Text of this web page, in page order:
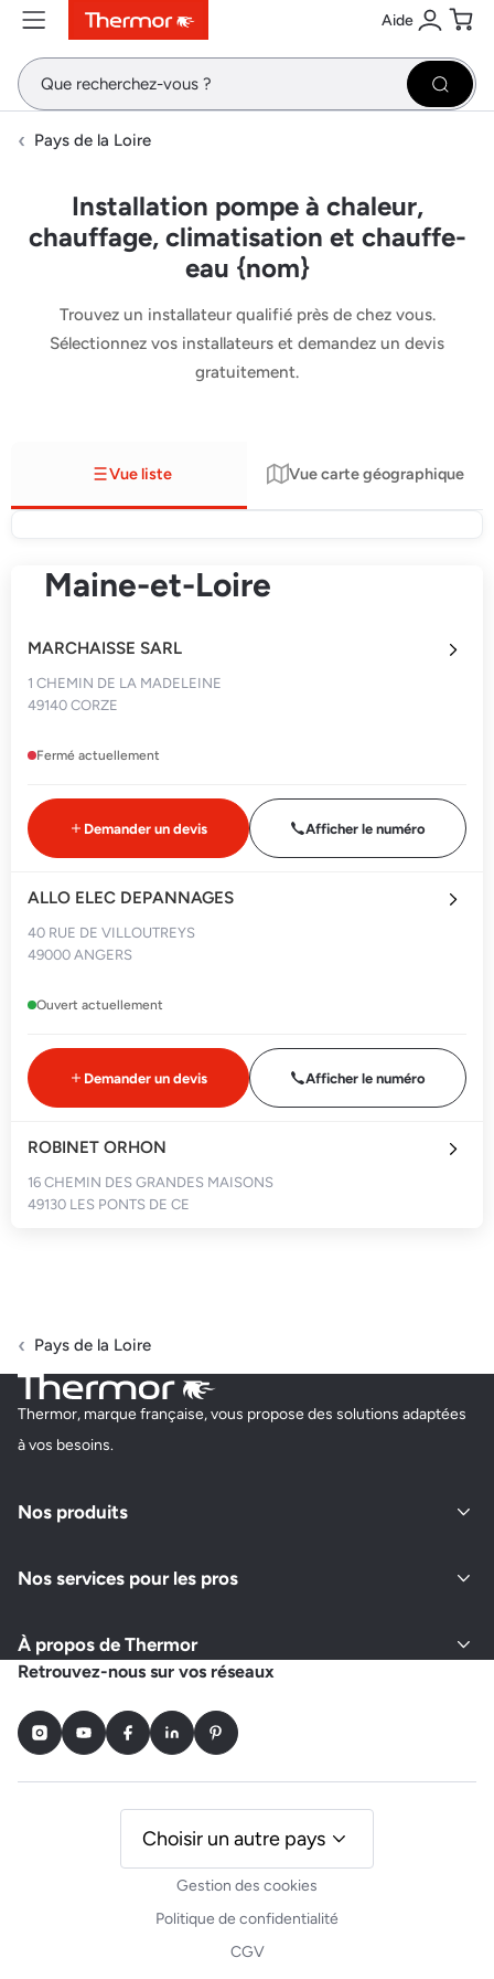
ContenuMenuRecherche Aide
Se
Pays de la Loire
Installation pompe à chaleur,
chauffage, climatisation et chauffe-
eau {nom}
Trouvez un installateur qualifié près de chez vous.
Sélectionnez vos installateurs et demandez un devis
gratuitement.
Vue liste Vue carte géographique
Maine-et-Loire
MARCHAISSE SARL
1 CHEMIN DE LA MADELEINE
49140 CORZE
Fermé actuellement
Demander un devis Afficher le numéro
ALLO ELEC DEPANNAGES
40 RUE DE VILLOUTREYS
49000 ANGERS
Ouvert actuellement
Demander un devis Afficher le numéro
ROBINET ORHON
16 CHEMIN DES GRANDES MAISONS
49130 LES PONTS DE CE
NOUVELLES ENERGIES CONFORT DE L'OUEST
49080 BOUCHEMAINE
Ouvert actuellement
Demander un devis
MERCIER GUILLAUME
RUE MARIE AMELIE LE FUR
Ouvert actuellement
INACTIF - ADEQ'WATT BROUSSEAU RICHARD
Pays de la Loire
Thermor, marque française, vous propose des solutions adaptées
à vos besoins.
Nos produits
Nos services pour les pros
À propos de Thermor
Retrouvez-nous sur vos réseaux
InstagramYoutubeFacebookLinkedInPinterest
Gestion des cookies
Politique de confidentialité
CGV
Choisir un autre pays